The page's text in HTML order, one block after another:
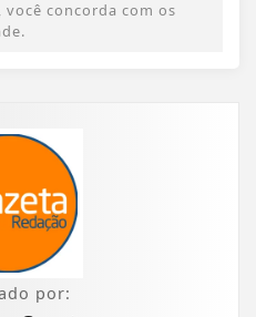
concorda com os
por: